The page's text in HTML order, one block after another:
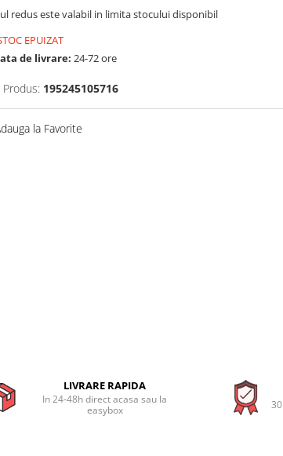
redus este valabil in limita stocului disponibil
EPUIZAT
de livrare: 24-72 ore
Produs: 195245105716
la Favorite
LIVRARE RAPIDA
In 24-48h direct acasa sau la
easybox